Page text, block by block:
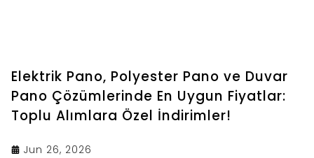
Elektrik Pano, Polyester Pano ve Duvar
Pano Çözümlerinde En Uygun Fiyatlar:
Toplu Alımlara Özel İndirimler!
Jun 26, 2026